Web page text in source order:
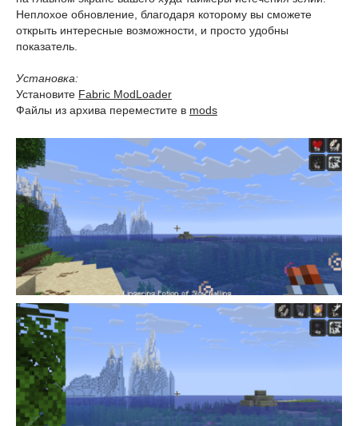
Неплохое обновление, благодаря которому вы сможете
открыть интересные возможности, и просто удобны
показатель.
Установка:
Установите Fabric ModLoader
Файлы из архива переместите в mods